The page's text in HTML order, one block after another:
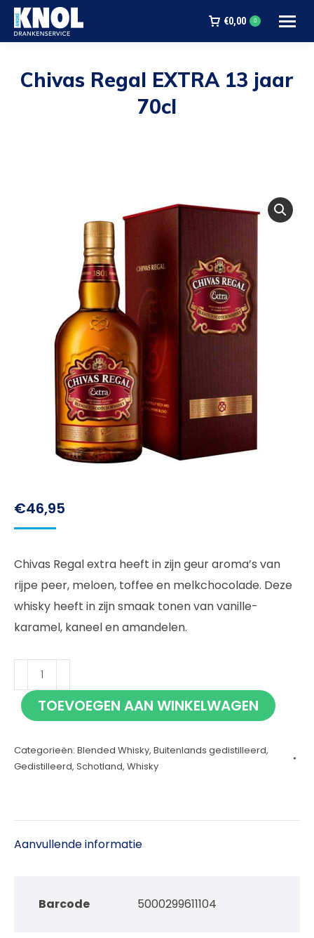
€0,00 0
Chivas Regal EXTRA 13 jaar
70cl
€46,95
Chivas Regal extra heeft in zijn geur aroma’s van
rijpe peer, meloen, toffee en melkchocolade. Deze
whisky heeft in zijn smaak tonen van vanille-
karamel, kaneel en amandelen.
Chivas
Regal
EXTRA
jaar
70cl
TOEVOEGEN AAN WINKELWAGEN
Categorieën: Blended Whisky, Buitenlands gedistilleerd,
Gedistilleerd, Schotland, Whisky
Aanvullende informatie
Barcode 5000299611104